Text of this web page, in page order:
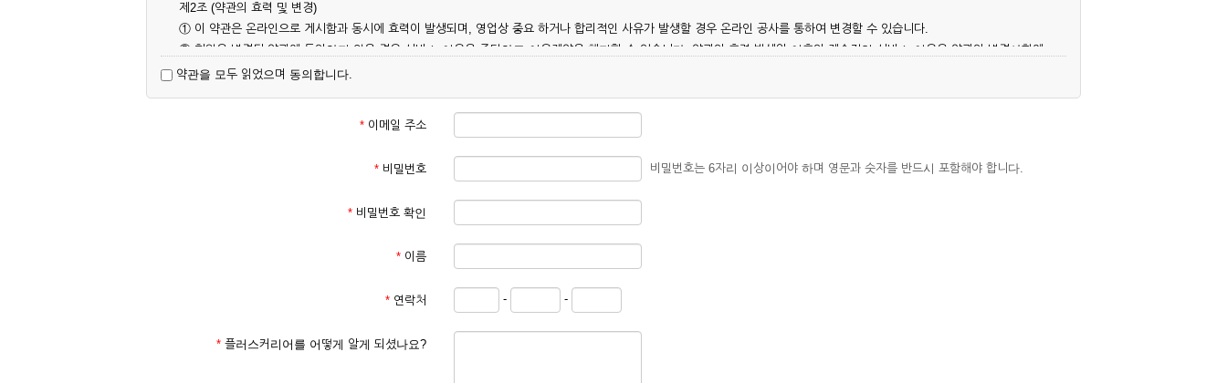
제2조 (약관의 효력 및 변경)
① 이 약관은 온라인으로 게시함과 동시에 효력이 발생되며, 영업상 중요 하거나 합리적인 사유가 발생할 경우 온라인 공사를 통하여 변경할 수 있습니다.
② 회원은 변경된 약관에 동의하지 않을 경우 서비스 이용을 중단하고 이용계약을 해지할 수 있습니다. 약관의 효력 발생일 이후의 계속적인 서비스 이용은 약관의 변경사항에
대해 동의한 것으로 간주됩니다.
제3조 (약관의 외 준칙)
이 약관에 명시되지 않은 사항은 회사의 공지, 이용안내 및 기타 관계법령의 규정에 따릅니다.
① 서비스 이용계약은 서비스 이용 희망자가 본 약관에 동의한 후 신청자의 실질 정보를 입력하여 회사에 신청하고 회사가 이를 심사, 승낙함으로써 성립하며, 회사는 신청자
② 회원가입시 입력한 ID는 변경할 수 없으며, 회원 1인당 한 개의 ID가 발급됩니다. 부득이한 경우로 인해 변경하고자 하는 경우에는 해당 아이디를 해지하고 재가입해야 합니
③ 회사는 아래의 각 호에 해당하는 이용자에 대하여는 가입을 거절하거나 취소할 수 있으며, 실명으로 등록하지 않은 자의 일체의 권리를 제한할 수 있습니다.
2. 개인정보를 허위로 기재하여 신청할 경우
약관을 모두 읽었으며 동의합니다.
* 이메일 주소
* 비밀번호 비밀번호는 6자리 이상이어야 하며 영문과 숫자를 반드시 포함해야 합니다.
* 비밀번호 확인
* 이름
* 연락처 - -
* 플러스커리어를 어떻게 알게 되셨나요?